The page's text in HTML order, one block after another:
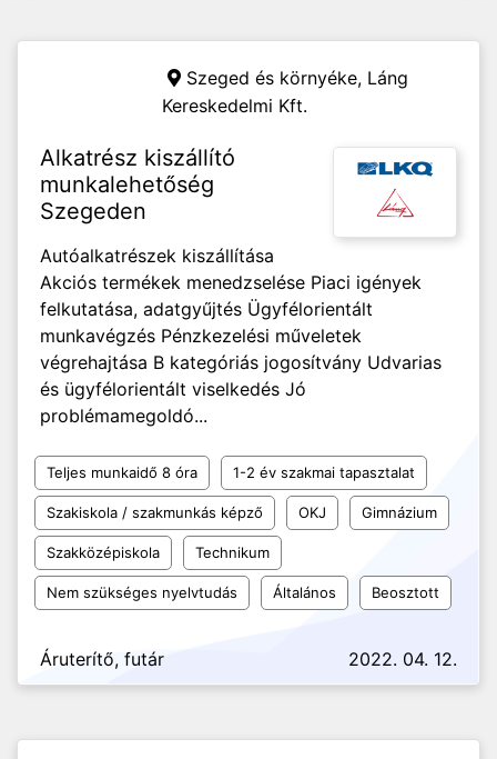
Szeged és környéke, Láng
Kereskedelmi Kft.
Alkatrész kiszállító
munkalehetőség
Szegeden
Autóalkatrészek kiszállítása
Akciós termékek menedzselése Piaci igények
felkutatása, adatgyűjtés Ügyfélorientált
munkavégzés Pénzkezelési műveletek
végrehajtása B kategóriás jogosítvány Udvarias
és ügyfélorientált viselkedés Jó
problémamegoldó...
Teljes munkaidő 8 óra 1-2 év szakmai tapasztalat
Szakiskola / szakmunkás képző OKJ Gimnázium
Szakközépiskola Technikum
Nem szükséges nyelvtudás Általános Beosztott
Áruterítő, futár 2022. 04. 12.